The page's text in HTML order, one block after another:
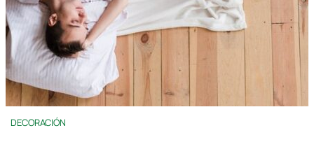
DECORACIÓN